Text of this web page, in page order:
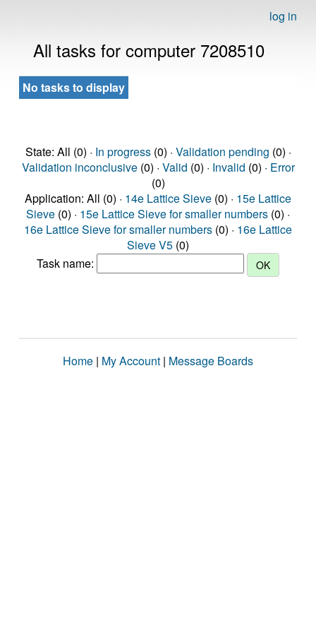
log in
All tasks for computer 7208510
No tasks to display
State: All (0) · In progress(0) · Validation pending (0) ·
Validation inconclusive(0) · Valid (0) · Invalid (0) · Error
(0)
Application: All (0) · 14e Lattice Sieve (0) · 15e Lattice
Sieve (0) · 15e Lattice Sieve for smaller numbers (0) ·
16e Lattice Sieve for smaller numbers (0) · 16e Lattice
Sieve V5 (0)
Task name:
Home | My Account | Message Boards